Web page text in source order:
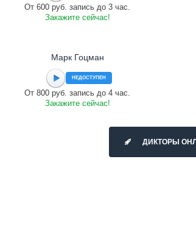
От 600 руб. запись до 3 час.
Закажите сейчас!
Марк Гоцман
НЕДОСТУПЕН
От 800 руб. запись до 4 час.
Закажите сейчас!
ДИКТОРЫ